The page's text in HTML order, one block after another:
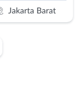
Jakarta Barat